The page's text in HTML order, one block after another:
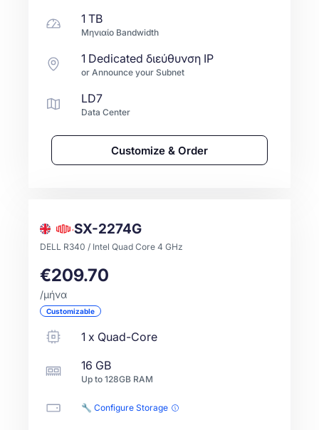
1 TB
Μηνιαίο Bandwidth
1 Dedicated διεύθυνση IP
or Announce your Subnet
LD7
Data Center
Customize & Order
SX-2274G
DELL R340 / Intel Quad Core 4 GHz
€209.70
/μήνα
Customizable
1 x Quad-Core
16 GB
Up to 128GB RAM
🔧 Configure Storage